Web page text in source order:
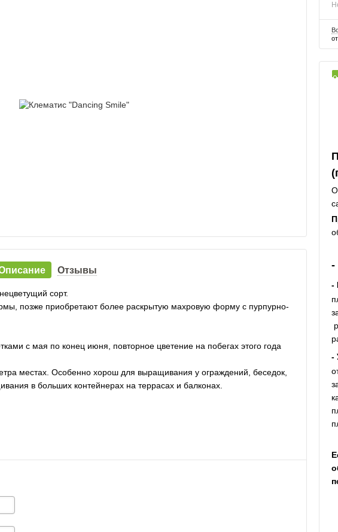
Отзывы
сорт.
позже приобретают более раскрытую махровую форму с пурпурно-
с мая по конец июня, повторное цветение на побегах этого года
местах. Особенно хорош для выращивания у ограждений, беседок,
в больших контейнерах на террасах и балконах.
-
-
-